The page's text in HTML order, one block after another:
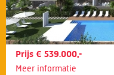
Prijs € 539.000,-
Meer informatie